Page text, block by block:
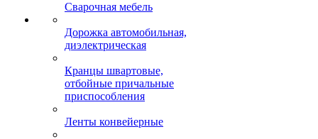
Сварочная мебель
Дорожка автомобильная,
диэлектрическая
Кранцы швартовые,
отбойные причальные
приспособления
Ленты конвейерные